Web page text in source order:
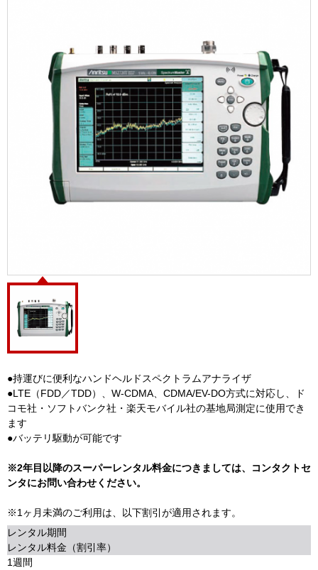
●持運びに便利なハンドヘルドスペクトラムアナライザ
●LTE（FDD／TDD）、W-CDMA、CDMA/EV-DO方式に対応し、ド
コモ社・ソフトバンク社・楽天モバイル社の基地局測定に使用でき
ます
●バッテリ駆動が可能です
※2年目以降のスーパーレンタル料金につきましては、コンタクトセ
ンタにお問い合わせください。
※1ヶ月未満のご利用は、以下割引が適用されます。
レンタル期間
レンタル料金（割引率）
1週間